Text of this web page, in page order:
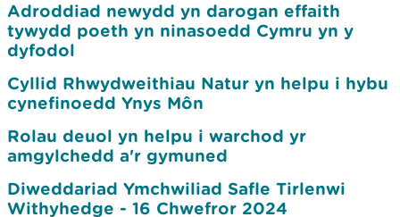
Adroddiad newydd yn darogan effaith
tywydd poeth yn ninasoedd Cymru yn y
dyfodol
Cyllid Rhwydweithiau Natur yn helpu i hybu
cynefinoedd Ynys Môn
Rolau deuol yn helpu i warchod yr
amgylchedd a'r gymuned
Diweddariad Ymchwiliad Safle Tirlenwi
Withyhedge - 16 Chwefror 2024